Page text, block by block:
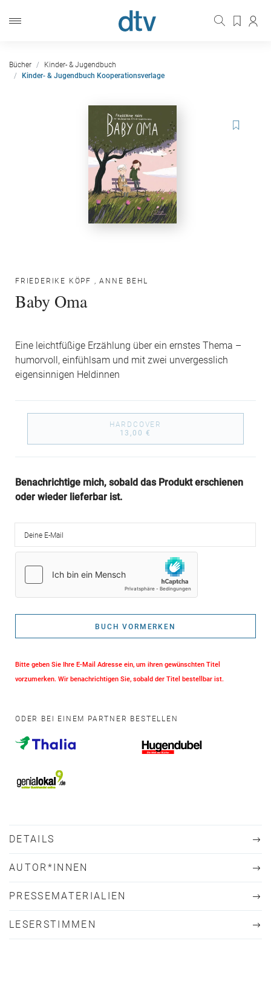
Bücher
Kinder- & Jugendbuch
Kinder- & Jugendbuch Kooperationsverlage
FRIEDERIKE KÖPF ,ANNE BEHL
Baby Oma
Eine leichtfüßige Erzählung über ein ernstes Thema –
humorvoll, einfühlsam und mit zwei unvergesslich
eigensinnigen Heldinnen
HARDCOVER
13,00 €
Benachrichtige mich, sobald das Produkt erschienen
oder wieder lieferbar ist.
BUCH VORMERKEN
Bitte geben Sie Ihre E-Mail Adresse ein, um ihren gewünschten Titel
vorzumerken. Wir benachrichtigen Sie, sobald der Titel bestellbar ist.
ODER BEI EINEM PARTNER BESTELLEN
DETAILS
AUTOR*INNEN
PRESSEMATERIALIEN
LESERSTIMMEN